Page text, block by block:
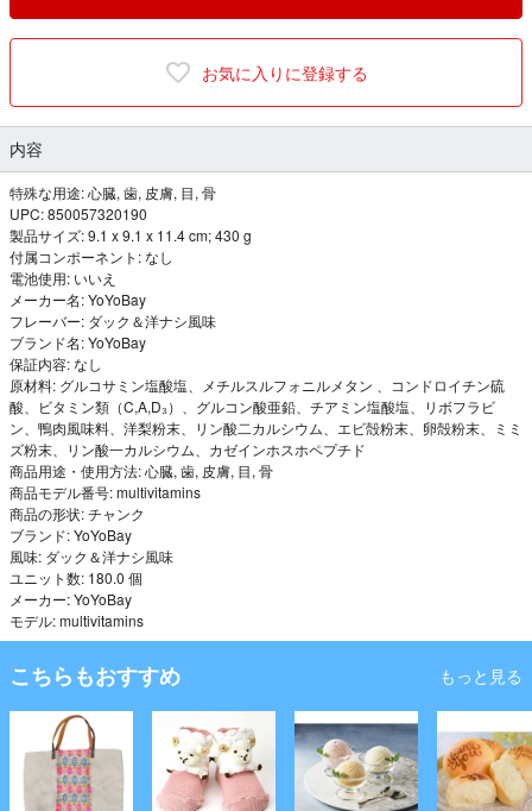
お気に入りに登録する
内容
特殊な用途: 心臓, 歯, 皮膚, 目, 骨
UPC: 850057320190
製品サイズ: 9.1 x 9.1 x 11.4 cm; 430 g
付属コンポーネント: なし
電池使用: いいえ
メーカー名: YoYoBay
フレーバー: ダック＆洋ナシ風味
ブランド名: YoYoBay
保証内容: なし
原材料: グルコサミン塩酸塩、メチルスルフォニルメタン 、コンドロイチン硫
酸、ビタミン類（C,A,D₃）、グルコン酸亜鉛、チアミン塩酸塩、リボフラビ
ン、鴨肉風味料、洋梨粉末、リン酸二カルシウム、エビ殻粉末、卵殻粉末、ミミ
ズ粉末、リン酸一カルシウム、カゼインホスホペプチド
商品用途・使用方法: 心臓, 歯, 皮膚, 目, 骨
商品モデル番号: multivitamins
商品の形状: チャンク
ブランド: YoYoBay
風味: ダック＆洋ナシ風味
ユニット数: 180.0 個
メーカー: YoYoBay
モデル: multivitamins
こちらもおすすめ もっと見る